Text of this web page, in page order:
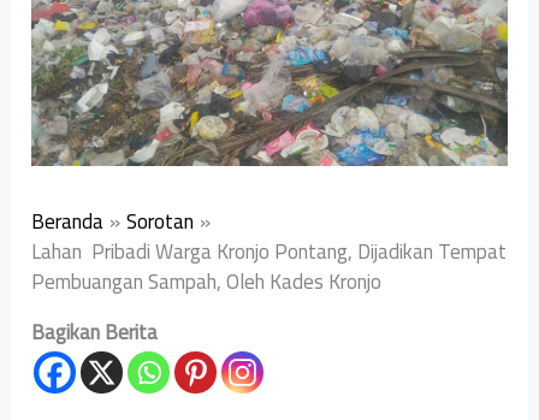
Beranda Sorotan
Lahan Pribadi Warga Kronjo Pontang, Dijadikan Tempat
Pembuangan Sampah, Oleh Kades Kronjo
Bagikan Berita